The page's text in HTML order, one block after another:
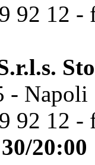
92 12 -
- Napoli
92 12 -
20:00